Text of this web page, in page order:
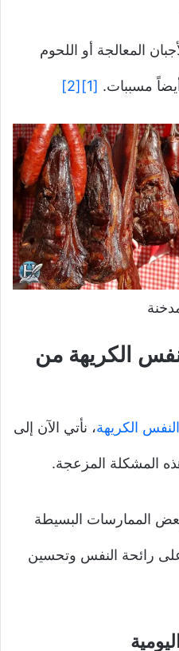
المعالجة أو اللحوم
مسببات. [1]
[2]
الكريهة من
الكريهة، نأتي الآن إلى
المشكلة المزعجة.
الممارسات البسيطة
على رائحة النفس وتحسين